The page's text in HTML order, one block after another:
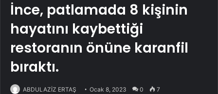
İnce, patlamada 8 kişinin
hayatını kaybettiği
restoranın önüne karanfil
bıraktı.
ABDULAZİZ ERTAŞ Ocak 8, 2023 0 7